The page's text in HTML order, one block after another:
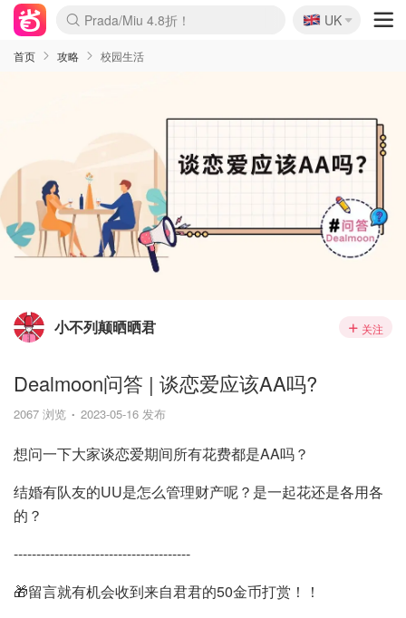
麦卢卡蜂蜜夏促！个位数！
Prada/Miu 4.8折！
啥？必胜客披萨5折！
🇬🇧
UK
首页 攻略 校园生活
小不列颠晒晒君 关注
Dealmoon问答 | 谈恋爱应该AA吗?
2067 浏览 2023-05-16 发布
想问一下大家谈恋爱期间所有花费都是AA吗？
结婚有队友的UU是怎么管理财产呢？是一起花还是各用各
的？
---------------------------------------
🎁留言就有机会收到来自君君的50金币打赏！！